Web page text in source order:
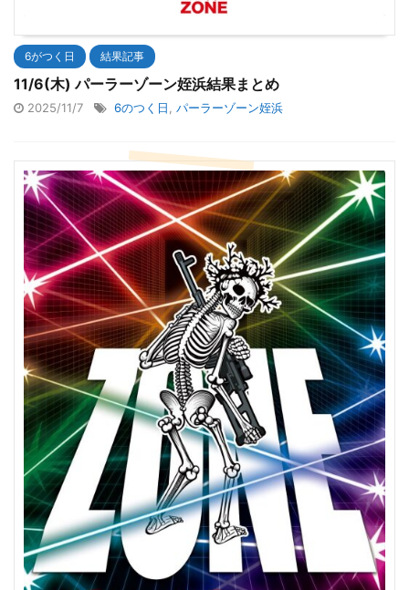
6がつく日 結果記事
11/6(木) パーラーゾーン姪浜結果まとめ
2025/11/7 6のつく日 パーラーゾーン姪浜